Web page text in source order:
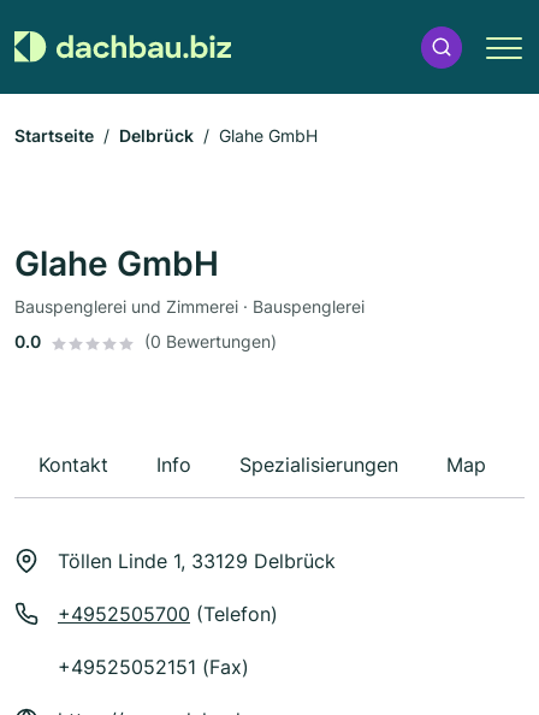
Startseite Delbrück Glahe GmbH
Glahe GmbH
Bauspenglerei und Zimmerei · Bauspenglerei
0.0
(0 Bewertungen)
Kontakt Info Spezialisierungen Map
Töllen Linde 1, 33129 Delbrück
+4952505700 (Telefon)
+49525052151 (Fax)